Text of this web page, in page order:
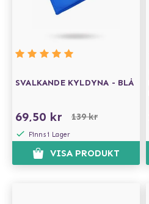
SVALKANDE KYLDYNA - BLÅ
69,50 kr 139 kr
Finns i Lager
VISA PRODUKT